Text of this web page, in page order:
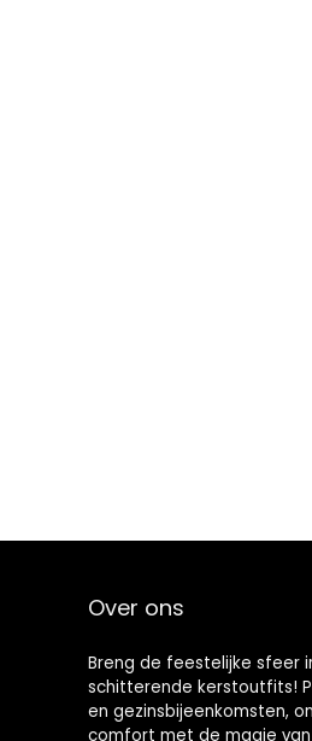
Over ons
Breng de feestelijke sfeer
schitterende kerstoutfits!
en gezinsbijeenkomsten,
comfort met de magie